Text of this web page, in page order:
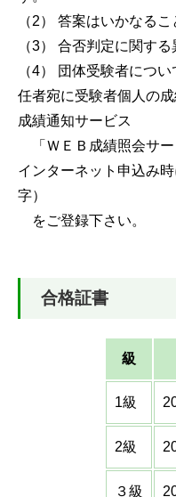
（2） 答案はいかなる
（3） 合否判定に関す
（4） 団体受験者につ
任者宛に受験者個人の成
成績通知サービス
「ＷＥＢ成績照会サー
インターネット申込み
字）
をご登録下さい。
合格証書
級
1級
2級
３級